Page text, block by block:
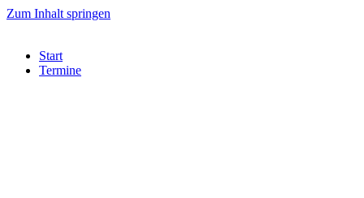
Zum Inhalt springen
Start
Termine